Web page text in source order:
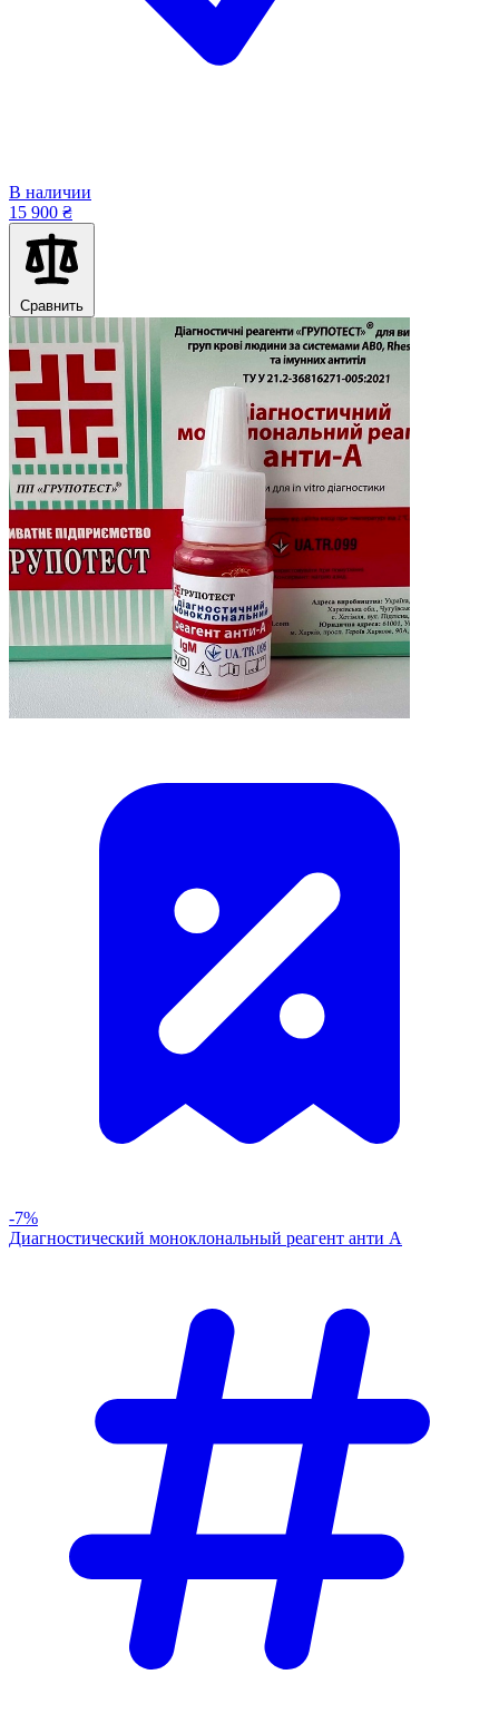
В наличии
15 900 ₴
Сравнить
-7%
Диагностический моноклональный реагент анти А